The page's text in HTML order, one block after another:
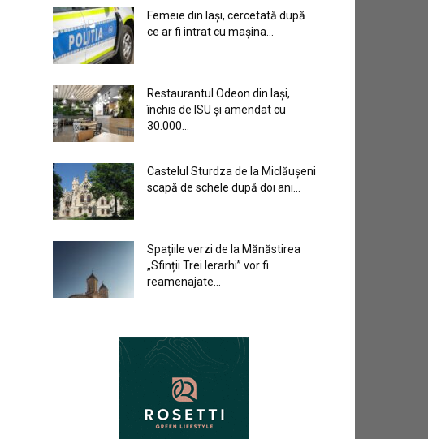
Femeie din Iași, cercetată după
ce ar fi intrat cu mașina...
Restaurantul Odeon din Iași,
închis de ISU și amendat cu
30.000...
Castelul Sturdza de la Miclăușeni
scapă de schele după doi ani...
Spațiile verzi de la Mănăstirea
„Sfinții Trei Ierarhi” vor fi
reamenajate...